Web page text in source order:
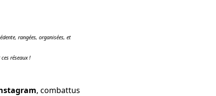
rangées, organisées, et
réseaux !
, combattus